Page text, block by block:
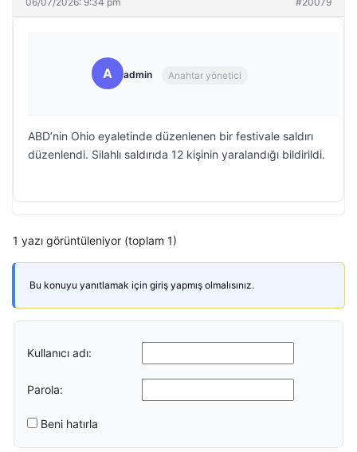
A admin Anahtar yönetici
ABD’nin Ohio eyaletinde düzenlenen bir festivale saldırı
düzenlendi. Silahlı saldırıda 12 kişinin yaralandığı bildirildi.
1 yazı görüntüleniyor (toplam 1)
Bu konuyu yanıtlamak için giriş yapmış olmalısınız.
Kullanıcı adı:
Parola:
Beni hatırla